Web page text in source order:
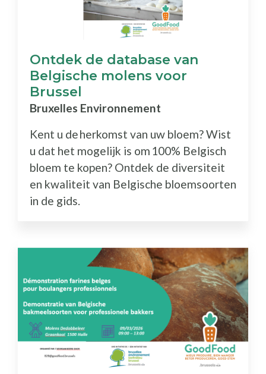
Ontdek de database van
Belgische molens voor
Brussel
Bruxelles Environnement
Kent u de herkomst van uw bloem? Wist
u dat het mogelijk is om 100% Belgisch
bloem te kopen? Ontdek de diversiteit
en kwaliteit van Belgische bloemsoorten
in de gids.